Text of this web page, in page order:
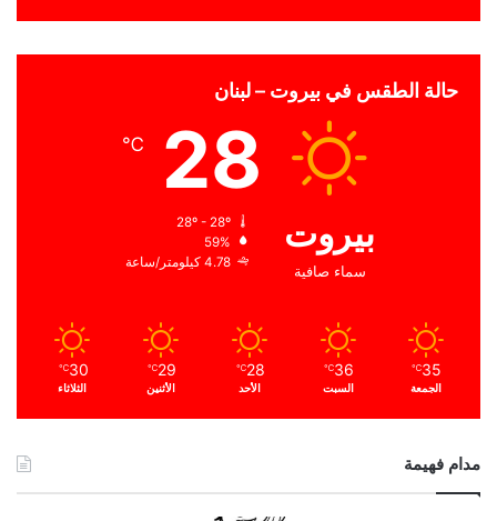
حالة الطقس في بيروت – لبنان
بيروت
سماء صافية
28
℃
59%
4.78 كيلومتر/ساعة
35
℃
الجمعة
36
℃
السبت
28
℃
الأحد
29
℃
الأثنين
30
℃
الثلاثاء
مدام فهيمة